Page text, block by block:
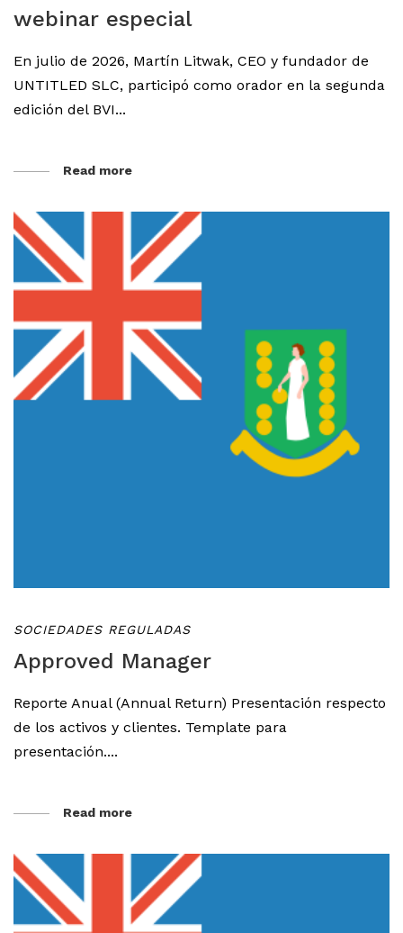
webinar especial
En julio de 2026, Martín Litwak, CEO y fundador de
UNTITLED SLC, participó como orador en la segunda
edición del BVI...
Read more
SOCIEDADES REGULADAS
Approved Manager
Reporte Anual (Annual Return) Presentación respecto
de los activos y clientes. Template para
presentación....
Read more